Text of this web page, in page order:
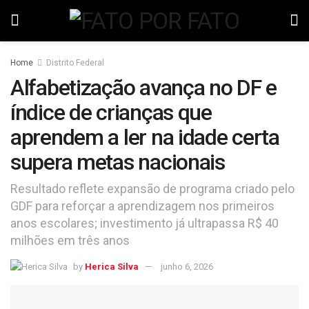
Home Distrito Federal
Alfabetização avança no DF e
índice de crianças que
aprendem a ler na idade certa
supera metas nacionais
Resultado reflete expansão de programa criado pelo
GDF para reforçar a aprendizagem nos primeiros
anos escolares; investimento já ultrapassa R$ 40
milhões em três anos
by Herica Silva junho 6, 2026